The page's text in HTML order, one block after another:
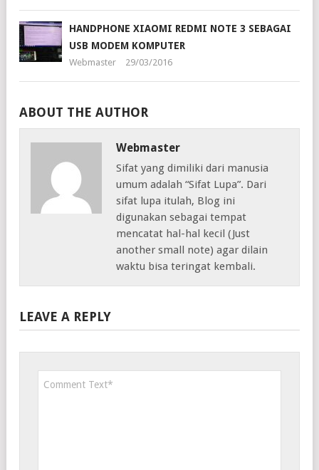
HANDPHONE XIAOMI REDMI NOTE 3 SEBAGAI
USB MODEM KOMPUTER
Webmaster 29/03/2016
ABOUT THE AUTHOR
Webmaster
Sifat yang dimiliki dari manusia
umum adalah “Sifat Lupa”. Dari
sifat lupa itulah, Blog ini
digunakan sebagai tempat
mencatat hal-hal kecil (Just
another small note) agar dilain
waktu bisa teringat kembali.
LEAVE A REPLY